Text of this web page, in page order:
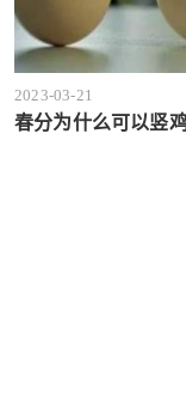
2023-03-21
春分为什么可以竖